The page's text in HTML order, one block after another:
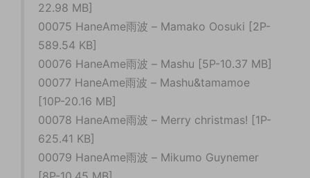
22.98 MB]
00075 HaneAme雨波 – Mamako Oosuki [2P-
589.54 KB]
00076 HaneAme雨波 – Mashu [5P-10.37 MB]
00077 HaneAme雨波 – Mashu&tamamoe
[10P-20.16 MB]
00078 HaneAme雨波 – Merry christmas! [1P-
625.41 KB]
00079 HaneAme雨波 – Mikumo Guynemer